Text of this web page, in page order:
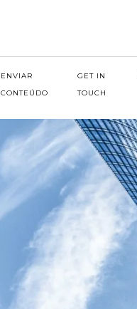
ENVIAR
CONTEÚDO
GET IN
TOUCH